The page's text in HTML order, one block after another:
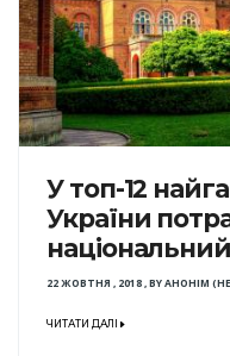
У топ-12
України
22 ЖОВТНЯ , 2018,BYАНОНІМ
ЧИТАТИ ДАЛІ